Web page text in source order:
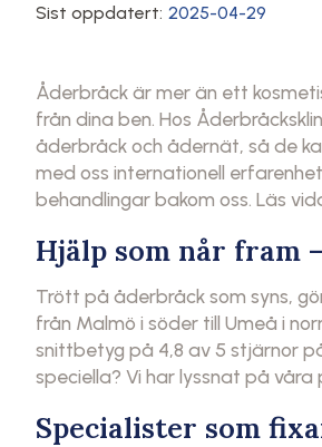
Sist oppdatert: 2025-04-29
Åderbråck är mer än ett
från dina ben. Hos
åderbråck och ådernät, så de
med oss internationell
behandlingar bakom oss. Läs
Hjälp som når fram
Trött på åderbråck som syns,
från Malmö i söder till Umeå i
snittbetyg på 4,8 av 5 stjärnor
speciella? Vi har lyssnat på
Specialister som